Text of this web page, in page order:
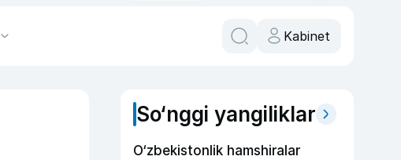
Kabinet
So‘nggi yangiliklar
O‘zbekistonlik hamshiralar